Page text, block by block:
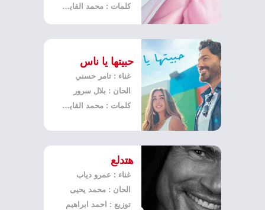
كلمات : محمد القاياتي
حبيتها يا ناس
غناء : تامر حسني
الحان : بلال سرور
كلمات : محمد القاياتي
هتدلع
غناء : عمرو دياب
الحان : محمد يحيى
توزيع : احمد ابراهيم